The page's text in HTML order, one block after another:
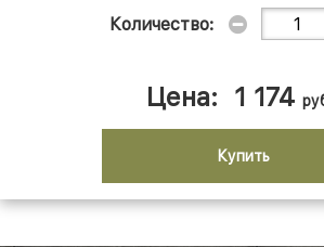
Количество:
Цена: 1 174
Купить